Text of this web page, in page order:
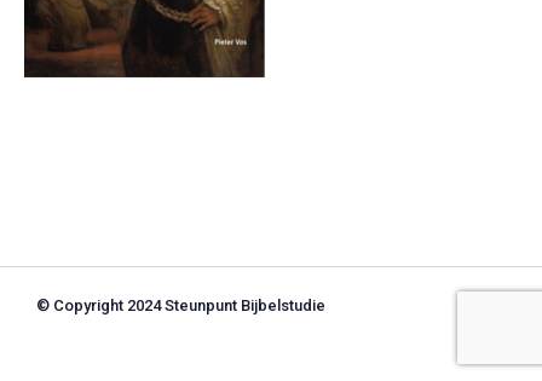
© Copyright 2024 Steunpunt Bijbelstudie